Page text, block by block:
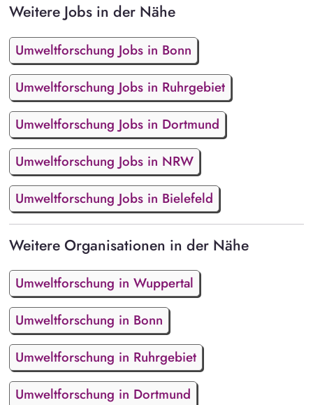
Weitere Jobs in der Nähe
Umweltforschung Jobs in Bonn
Umweltforschung Jobs in Ruhrgebiet
Umweltforschung Jobs in Dortmund
Umweltforschung Jobs in NRW
Umweltforschung Jobs in Bielefeld
Weitere Organisationen in der Nähe
Umweltforschung in Wuppertal
Umweltforschung in Bonn
Umweltforschung in Ruhrgebiet
Umweltforschung in Dortmund